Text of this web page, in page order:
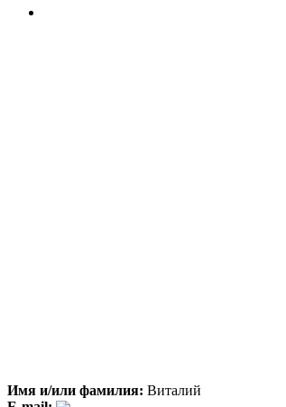
Имя и/или фамилия: Виталий